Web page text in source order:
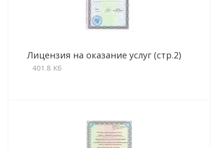
Лицензия на оказание услуг (стр.2)
401.8 Кб